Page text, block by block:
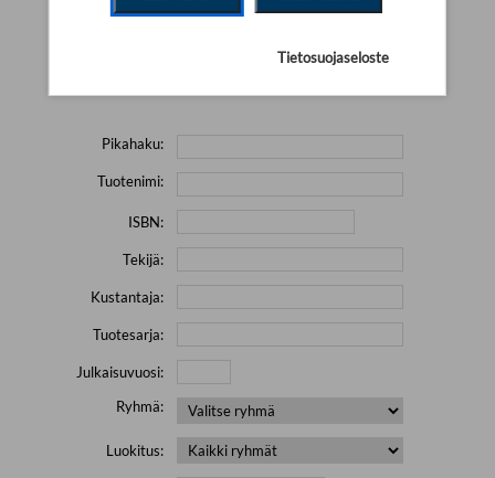
Yhtään tuotetta ei löytynyt. Yritä uutta hakua alla olevalla
Yritä hakea pienemmällä määrällä hakutekijöitä ja jätä
Pikahaku:
Tuotenimi:
ISBN:
Tekijä:
Kustantaja:
Tuotesarja:
Julkaisuvuosi:
Ryhmä:
Luokitus:
Tietosuojaseloste